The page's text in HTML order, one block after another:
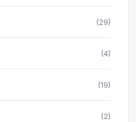
(29)
(4)
(19)
(2)